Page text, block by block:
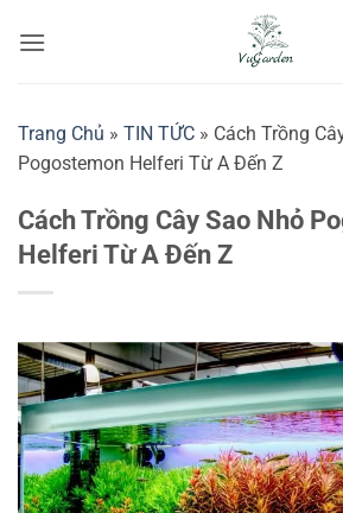
qua
Trang Chủ » TIN TỨC » Cách Trồng
Pogostemon Helferi Từ A Đến Z
Cách Trồng Cây Sao Nhỏ
Helferi Từ A Đến Z